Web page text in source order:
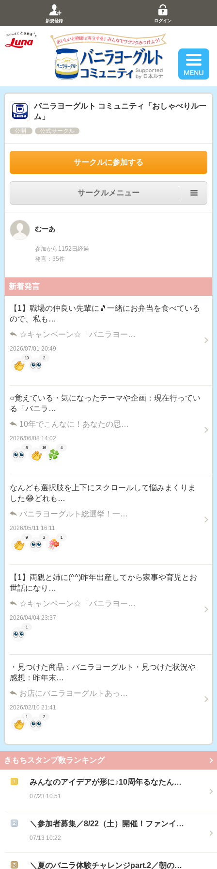
新規登録 ログイン
バニラヨーグルト コミュニティ「おしゃべりルー
ム」
公開 公式サークル
サークルに参加する
サークルメニュー
むーあ
参加から1152日経過
発言：35件
新着発言
【1】職場の仲良い先輩に🎵一緒にお弁当を食べている
ので、私も…
☆キャンペーン☆「バニラヨー…
2026/07/01 20:49
10 2
○覚えている・気になったテーマや企画：現在行ってい
る「バニラ…
10年でこんなに！あなたの思…
2026/06/08 14:02
8 16 4
なんども選択肢を上下にスクロールして悩みまくりま
した😂どれも…
バニラヨーグルト総選挙！一…
2026/05/11 16:11
9 2 1
【1】両親と姉に(^^)昨年出産してから家事や育児とお
世話になり…
☆キャンペーン☆「バニラヨー…
2026/04/04 23:37
1
・見つけた商品：バニラヨーグルト・見つけた状況や
感想：昨年末…
お店にバニラヨーグルトあっ…
2026/02/10 21:41
1 2
きもちスタンプ数ランキング
みんなのアイデアが形に♪10周年るなたん…
07/23 10:51
＼参加者募集／8/22（土）開催！ファンイ…
07/13 10:22
＼夏のバニラ体験チャレンジpart.2／朝の…